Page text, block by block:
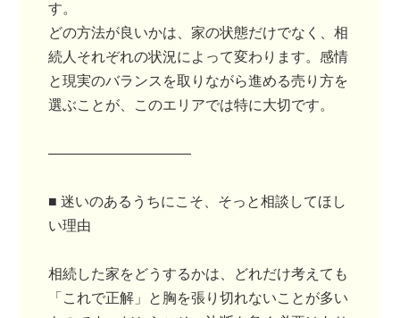
す。
どの方法が良いかは、家の状態だけでなく、相
続人それぞれの状況によって変わります。感情
と現実のバランスを取りながら進める売り方を
選ぶことが、このエリアでは特に大切です。
――――――――――
■ 迷いのあるうちにこそ、そっと相談してほし
い理由
相続した家をどうするかは、どれだけ考えても
「これで正解」と胸を張り切れないことが多い